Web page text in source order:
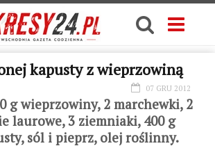
kapusty z wieprzowiną
07 GRU 2012
g wieprzowiny, 2 marchewki, 2
laurowe, 3 ziemniaki, 400 g
sól i pieprz, olej roślinny.